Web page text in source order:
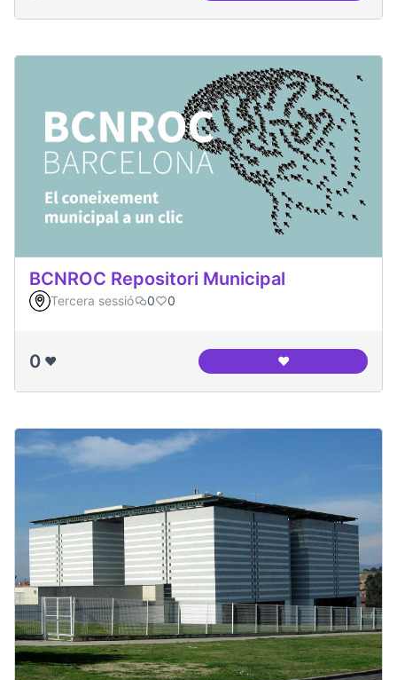
BCNROC Repositori Municipal
Tercera sessió 0 0
0 ❤️ ❤️BCNROC